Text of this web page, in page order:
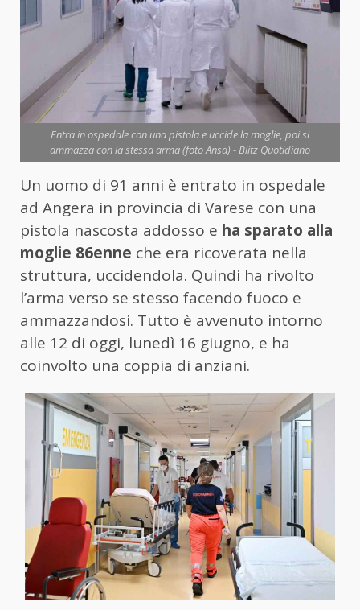
Entra in ospedale con una pistola e uccide la moglie, poi si
ammazza con la stessa arma (foto Ansa) - Blitz Quotidiano
Un uomo di 91 anni è entrato in ospedale
ad Angera in provincia di Varese con una
pistola nascosta addosso e ha sparato alla
moglie 86enne che era ricoverata nella
struttura, uccidendola. Quindi ha rivolto
l’arma verso se stesso facendo fuoco e
ammazzandosi. Tutto è avvenuto intorno
alle 12 di oggi, lunedì 16 giugno, e ha
coinvolto una coppia di anziani.